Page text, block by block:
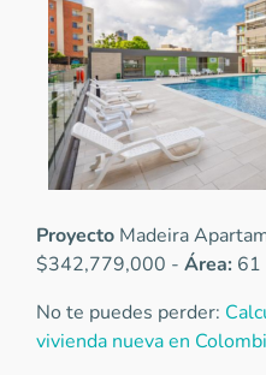
Proyecto Madeira
$342,779,000 - Área: 61
No te puedes perder:
vivienda nueva en